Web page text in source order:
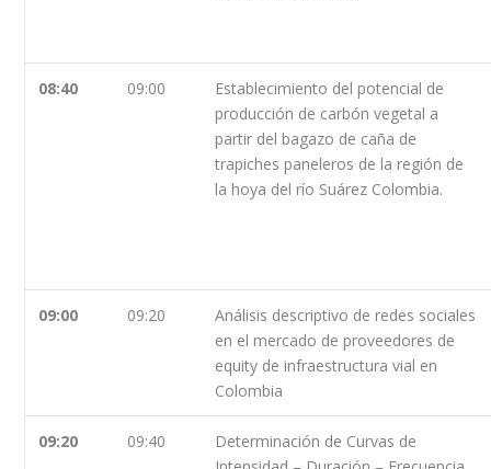
08:40 09:00
Establecimiento del potencial de
producción de carbón vegetal a
partir del bagazo de caña de
trapiches paneleros de la región de
la hoya del río Suárez Colombia.
09:00 09:20
Análisis descriptivo de redes sociales
en el mercado de proveedores de
equity de infraestructura vial en
Colombia
09:20 09:40
Determinación de Curvas de